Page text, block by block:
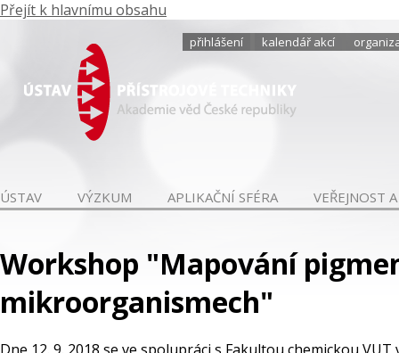
Přejít k hlavnímu obsahu
přihlášení kalendář akcí
ÚSTAV VÝZKUM APLIKAČNÍ SFÉRA VEŘEJNOST
Workshop "Mapování
mikroorganismech"